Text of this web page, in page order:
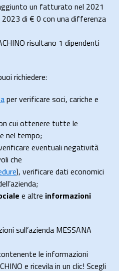
un fatturato nel 2021
2023 di € 0 con una differenza
risultano 1 dipendenti
richiedere:
per verificare soci, cariche e
cui ottenere tutte le
nel tempo;
eventuali negatività
che
), verificare dati economici
e altre informazioni
sull’azienda MESSANA
le informazioni
e ricevila in un clic! Scegli